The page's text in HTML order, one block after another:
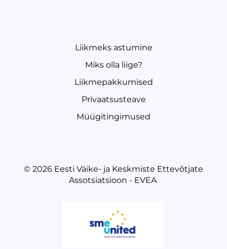
Liikmeks astumine
Miks olla liige?
Liikmepakkumised
Privaatsusteave
Müügitingimused
© 2026 Eesti Väike- ja Keskmiste Ettevõtjate
Assotsiatsioon - EVEA